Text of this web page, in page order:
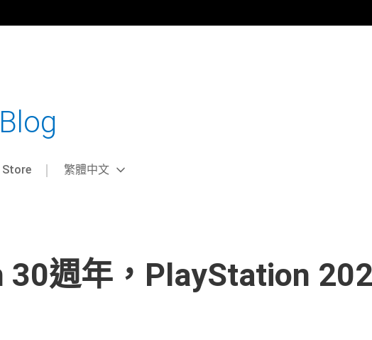
Store
Select
Current
繁體中文
30週年，PlayStation